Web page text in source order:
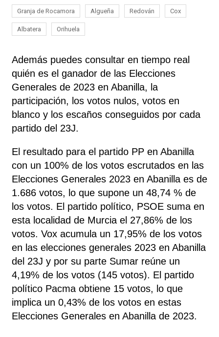
Granja de Rocamora Algueña Redován Cox
Albatera Orihuela
Además puedes consultar en tiempo real
quién es el ganador de las Elecciones
Generales de 2023 en Abanilla, la
participación, los votos nulos, votos en
blanco y los escaños conseguidos por cada
partido del 23J.
El resultado para el partido PP en Abanilla
con un 100% de los votos escrutados en las
Elecciones Generales 2023 en Abanilla es de
1.686 votos, lo que supone un 48,74 % de
los votos. El partido político, PSOE suma en
esta localidad de Murcia el 27,86% de los
votos. Vox acumula un 17,95% de los votos
en las elecciones generales 2023 en Abanilla
del 23J y por su parte Sumar reúne un
4,19% de los votos (145 votos). El partido
político Pacma obtiene 15 votos, lo que
implica un 0,43% de los votos en estas
Elecciones Generales en Abanilla de 2023.